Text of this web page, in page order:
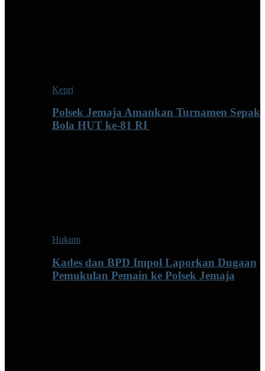
Kepri
Polsek Jemaja Amankan Turnamen Sepak
Bola HUT ke-81 RI ‎
Hukum
Kades dan BPD Impol Laporkan Dugaan
Pemukulan Pemain ke Polsek Jemaja